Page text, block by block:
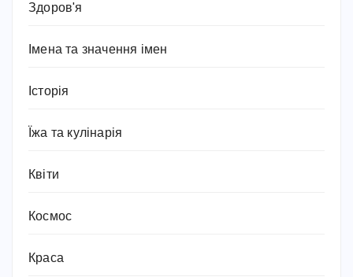
Здоров'я
Імена та значення імен
Історія
Їжа та кулінарія
Квіти
Космос
Краса